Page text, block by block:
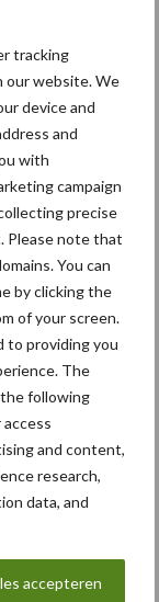
tracking
our website. We
device and
and
with
campaign
precise
Please note that
You can
by clicking the
of your screen.
to providing you
The
following
and content,
research,
data, and
accepteren
van
uit
gamma
uit